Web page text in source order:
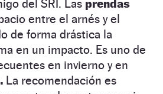
del SRI. Las prendas
entre el arnés y el
de forma drástica la
en un impacto. Es uno de
en invierno y en
La recomendación es